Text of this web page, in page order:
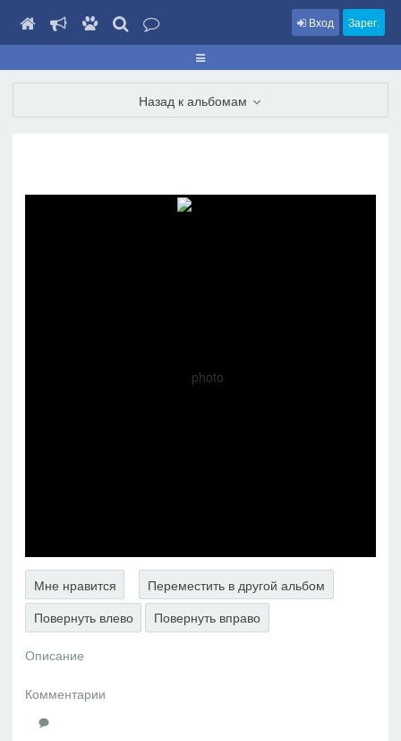
Вход Зарег.
Назад к альбомам
Мне нравится
Переместить в другой альбом
Повернуть влево
Повернуть вправо
Описание
Комментарии